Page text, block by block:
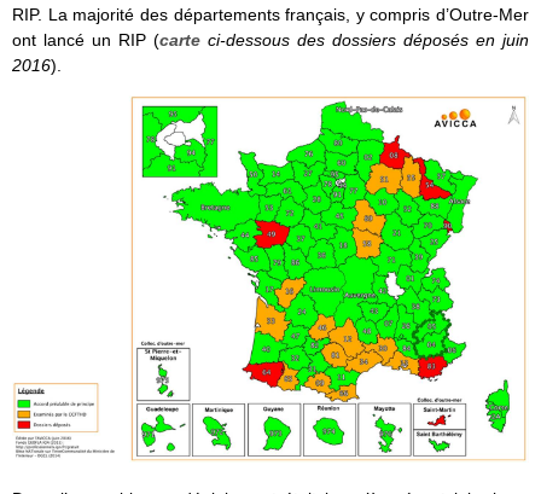
RIP. La majorité des départements français, y compris d’Outre-Mer
ont lancé un RIP (carte ci-dessous des dossiers déposés en juin
2016).